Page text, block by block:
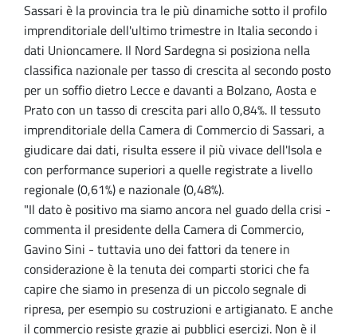
Sassari è la provincia tra le più dinamiche sotto il profilo
imprenditoriale dell'ultimo trimestre in Italia secondo i
dati Unioncamere. Il Nord Sardegna si posiziona nella
classifica nazionale per tasso di crescita al secondo posto
per un soffio dietro Lecce e davanti a Bolzano, Aosta e
Prato con un tasso di crescita pari allo 0,84%. Il tessuto
imprenditoriale della Camera di Commercio di Sassari, a
giudicare dai dati, risulta essere il più vivace dell'Isola e
con performance superiori a quelle registrate a livello
regionale (0,61%) e nazionale (0,48%).
"Il dato è positivo ma siamo ancora nel guado della crisi -
commenta il presidente della Camera di Commercio,
Gavino Sini - tuttavia uno dei fattori da tenere in
considerazione è la tenuta dei comparti storici che fa
capire che siamo in presenza di un piccolo segnale di
ripresa, per esempio su costruzioni e artigianato. E anche
il commercio resiste grazie ai pubblici esercizi. Non è il